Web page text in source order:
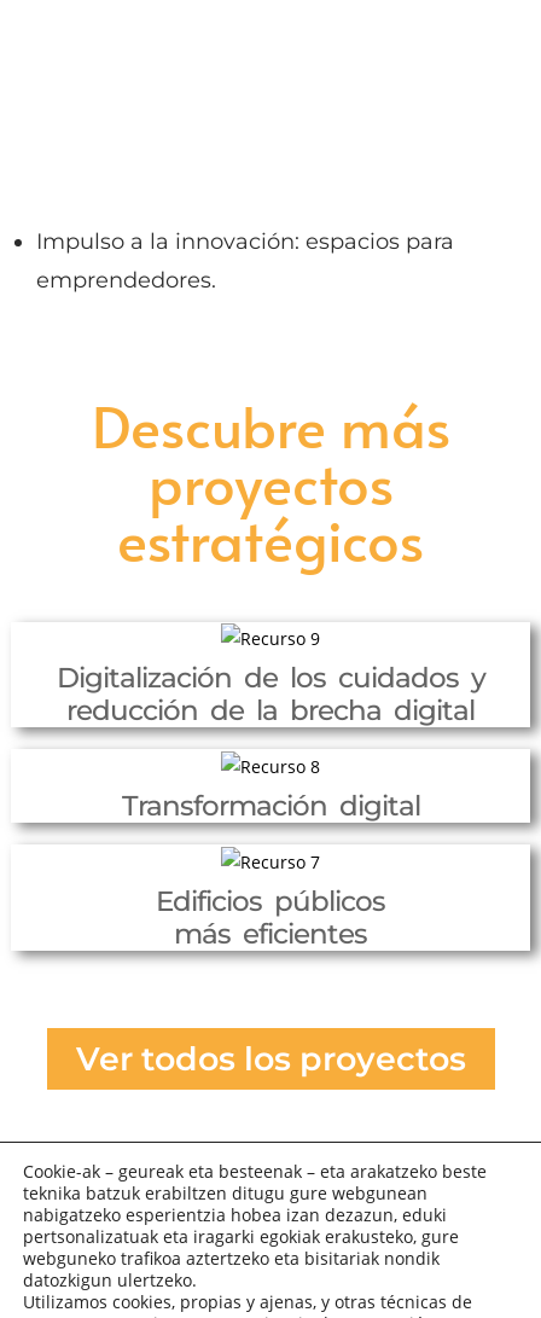
Impulso a la innovación: espacios para
emprendedores.
Descubre más
proyectos
estratégicos
Digitalización de los cuidados y
reducción de la brecha digital
Transformación digital
Edificios públicos
más eficientes
Ver todos los proyectos
Cookie-ak – geureak eta besteenak – eta arakatzeko beste
teknika batzuk erabiltzen ditugu gure webgunean
nabigatzeko esperientzia hobea izan dezazun, eduki
pertsonalizatuak eta iragarki egokiak erakusteko, gure
webguneko trafikoa aztertzeko eta bisitariak nondik
datozkigun ulertzeko.
Utilizamos cookies, propias y ajenas, y otras técnicas de